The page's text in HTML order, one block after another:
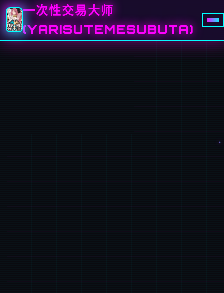
一次性交易大师
(YARISUTEMESUBUTA)